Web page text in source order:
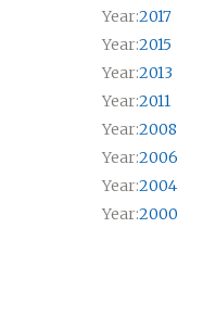
Year:2017
Year:2015
Year:2013
Year:2011
Year:2008
Year:2006
Year:2004
Year:2000